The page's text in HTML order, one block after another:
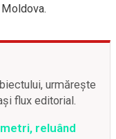
urmărește
flux editorial.
reluând